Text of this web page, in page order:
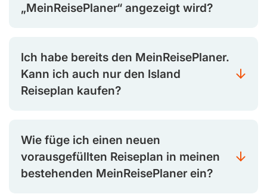
„MeinReisePlaner“ angezeigt wird?
Ich habe bereits den MeinReisePlaner.
Kann ich auch nur den Island
Reiseplan kaufen?
Wie füge ich einen neuen
vorausgefüllten Reiseplan in meinen
bestehenden MeinReisePlaner ein?